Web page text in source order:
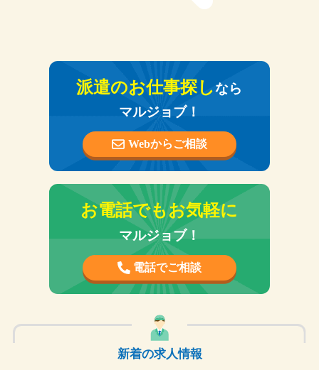
派遣のお仕事探しなら
マルジョブ！
Webからご相談
お電話でもお気軽に
マルジョブ！
電話でご相談
新着の求人情報